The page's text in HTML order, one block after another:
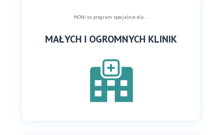
MONI to program specjalnie dla…
MAŁYCH I OGROMNYCH KLINIK